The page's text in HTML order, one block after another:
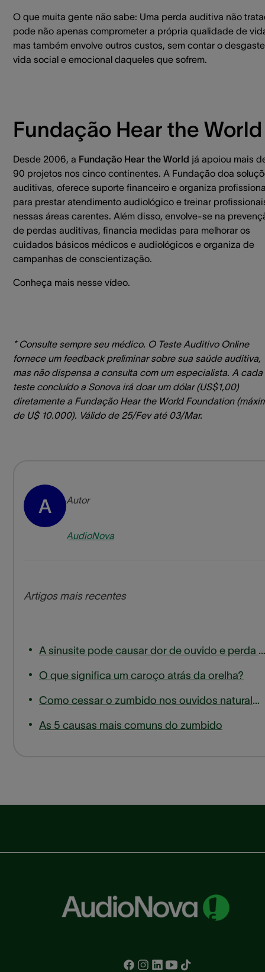
O que muita gente não sabe: Uma perda auditiva não
pode não apenas comprometer a própria qualidade de
mas também envolve outros custos, sem contar o
vida social e emocional daqueles que sofrem.
Fundação Hear the World
Desde 2006, a Fundação Hear the World já apoiou mais
90 projetos nos cinco continentes. A Fundação doa
auditivas, oferece suporte financeiro e organiza
para prestar atendimento audiológico e treinar
nessas áreas carentes. Além disso, envolve-se na
de perdas auditivas, financia medidas para melhorar os
cuidados básicos médicos e audiológicos e organiza de
campanhas de conscientização.
Conheça mais nesse vídeo.
* Consulte sempre seu médico. O Teste Auditivo Online
fornece um feedback preliminar sobre sua saúde auditiva,
mas não dispensa a consulta com um especialista. A cada
teste concluído a Sonova irá doar um dólar (US$1,00)
diretamente a Fundação Hear the World Foundation
de U$ 10.000). Válido de 25/Fev até 03/Mar.
A Autor
AudioNova
Artigos mais recentes
A sinusite pode causar dor de ouvido e perda de audição?
O que significa um caroço atrás da orelha?
Como cessar o zumbido nos ouvidos naturalmente
As 5 causas mais comuns do zumbido